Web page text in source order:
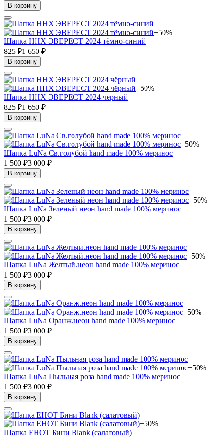
В корзину
−50%
Шапка ННХ ЭВЕРЕСТ 2024 тёмно-синий
825 ₽1 650 ₽
В корзину
−50%
Шапка ННХ ЭВЕРЕСТ 2024 чёрный
825 ₽1 650 ₽
В корзину
−50%
Шапка LuNa Св.голубой hand made 100% меринос
1 500 ₽3 000 ₽
В корзину
−50%
Шапка LuNa Зеленый неон hand made 100% меринос
1 500 ₽3 000 ₽
В корзину
−50%
Шапка LuNa Желтый.неон hand made 100% меринос
1 500 ₽3 000 ₽
В корзину
−50%
Шапка LuNa Оранж.неон hand made 100% меринос
1 500 ₽3 000 ₽
В корзину
−50%
Шапка LuNa Пыльная роза hand made 100% меринос
1 500 ₽3 000 ₽
В корзину
−50%
Шапка ЕНОТ Бини Blank (салатовый)